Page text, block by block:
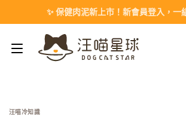
✨ 保健肉泥新上市！新會員登入，一
汪喵冷知識